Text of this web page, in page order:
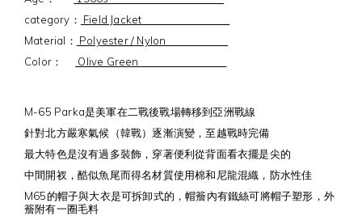
category： Field Jacket
Material： Polyester / Nylon
Color：
Olive Green
M-65 Parka是美軍在二戰後戰場轉移到亞洲戰線
針對北方嚴寒氣候（韓戰）逐漸演變，至越戰時完備
最大特色是沒有過多裝飾，穿著便利從背面看衣擺是尖的
中間開衩，酷似魚尾而得名材質使用棉和尼龍混織，防水性佳
M65的帽子與大衣是可拆卸式的，帽簷內有鐵絲可將帽子塑形，外
簷附有一圈毛料